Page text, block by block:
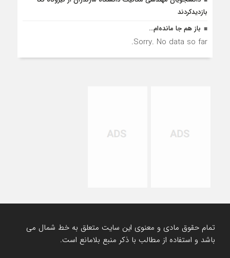
بازديدكردند
باز هم جا مانده‌ام…
Sorry. No data so far.
تمام حقوق مادی و معنوی این سایت متعلق به خط شمال می
باشد و استفاده از مطالب با ذکر منبع بلامانع است.